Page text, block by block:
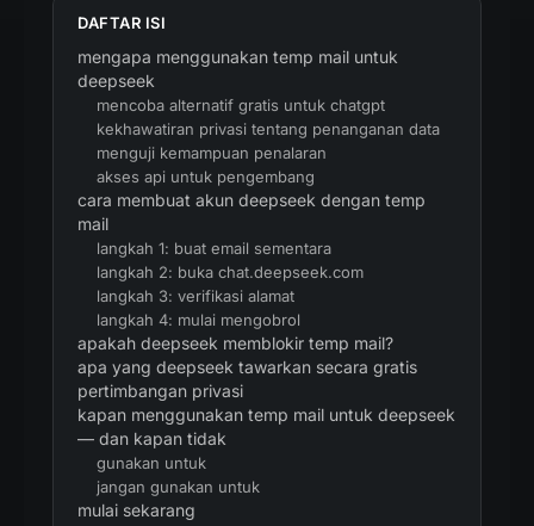
DAFTAR ISI
mengapa menggunakan temp mail untuk
deepseek
mencoba alternatif gratis untuk chatgpt
kekhawatiran privasi tentang penanganan data
menguji kemampuan penalaran
akses api untuk pengembang
cara membuat akun deepseek dengan temp
mail
langkah 1: buat email sementara
langkah 2: buka chat.deepseek.com
langkah 3: verifikasi alamat
langkah 4: mulai mengobrol
apakah deepseek memblokir temp mail?
apa yang deepseek tawarkan secara gratis
pertimbangan privasi
kapan menggunakan temp mail untuk deepseek
— dan kapan tidak
gunakan untuk
jangan gunakan untuk
mulai sekarang